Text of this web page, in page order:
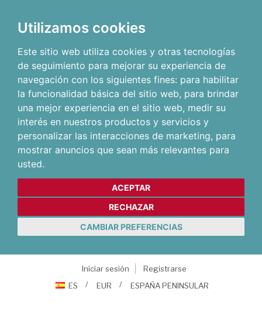
Utilizamos cookies
Este sitio web utiliza cookies y otras tecnologías
de seguimiento para mejorar su experiencia de
navegación con los siguientes fines: para habilitar
la funcionalidad básica del sitio web, para brindar
una mejor experiencia en el sitio web, medir su
interés en nuestros productos y servicios y
personalizar las interacciones de marketing, para
mostrar anuncios que sean más relevantes para
usted.
ACEPTAR
RECHAZAR
CAMBIAR PREFERENCIAS
Iniciar sesión
Registrarse
ES
EUR ESPAÑA PENINSULAR